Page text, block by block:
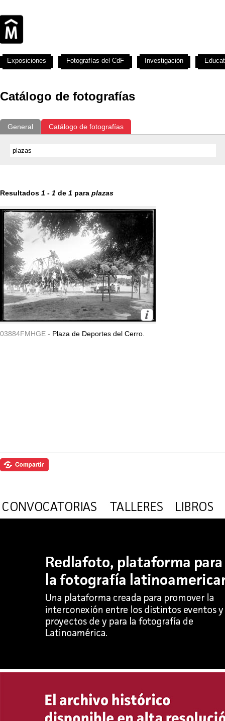
Catálogo de fotografías
General Catálogo de fotografías
Resultados 1 - 1 de 1 para plazas
03884FMHGE - Plaza de Deportes del Cerro.
Exposiciones Fotografías del CdF Investigación